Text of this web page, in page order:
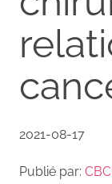
2021-08-17
Publié par: